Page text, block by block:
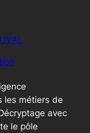
les métiers de
avec
le pôle